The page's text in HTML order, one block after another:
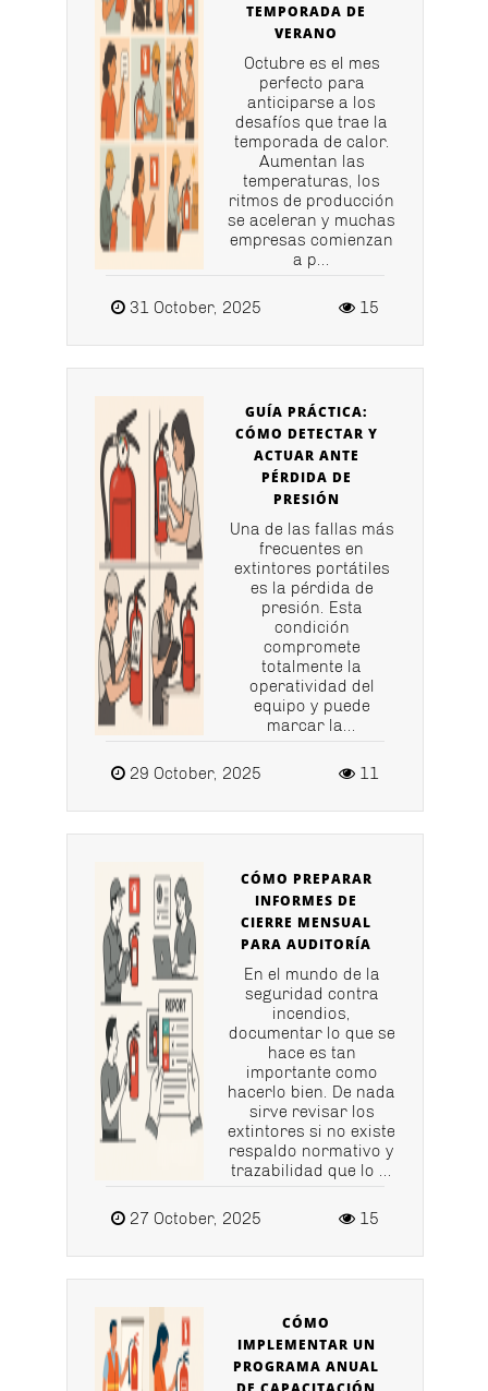
TEMPORADA DE
VERANO
Octubre es el mes
perfecto para
anticiparse a los
desafíos que trae la
temporada de calor.
Aumentan las
temperaturas, los
ritmos de producción
se aceleran y muchas
empresas comienzan
a p...
31 October, 2025 15
GUÍA PRÁCTICA:
CÓMO DETECTAR Y
ACTUAR ANTE
PÉRDIDA DE
PRESIÓN
Una de las fallas más
frecuentes en
extintores portátiles
es la pérdida de
presión. Esta
condición
compromete
totalmente la
operatividad del
equipo y puede
marcar la...
29 October, 2025 11
CÓMO PREPARAR
INFORMES DE
CIERRE MENSUAL
PARA AUDITORÍA
En el mundo de la
seguridad contra
incendios,
documentar lo que se
hace es tan
importante como
hacerlo bien. De nada
sirve revisar los
extintores si no existe
respaldo normativo y
trazabilidad que lo ...
27 October, 2025 15
CÓMO
IMPLEMENTAR UN
PROGRAMA ANUAL